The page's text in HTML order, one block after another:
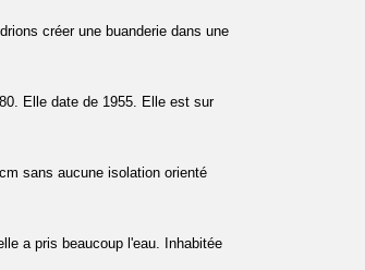
créer une buanderie dans une
Elle date de 1955. Elle est sur
sans aucune isolation orienté
a pris beaucoup l'eau. Inhabitée